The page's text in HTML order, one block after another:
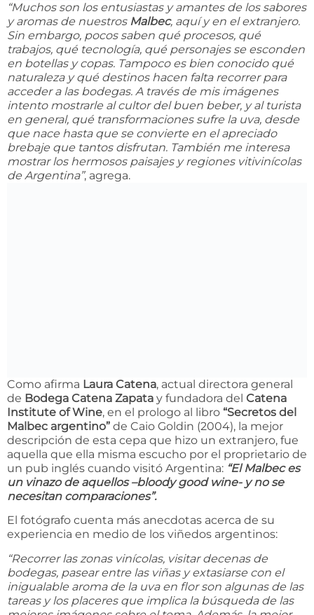
“Muchos son los entusiastas y amantes de los sabores
y aromas de nuestros Malbec, aquí y en el extranjero.
Sin embargo, pocos saben qué procesos, qué
trabajos, qué tecnología, qué personajes se esconden
en botellas y copas. Tampoco es bien conocido qué
naturaleza y qué destinos hacen falta recorrer para
acceder a las bodegas. A través de mis imágenes
intento mostrarle al cultor del buen beber, y al turista
en general, qué transformaciones sufre la uva, desde
que nace hasta que se convierte en el apreciado
brebaje que tantos disfrutan. También me interesa
mostrar los hermosos paisajes y regiones vitivinícolas
de Argentina”, agrega.
Como afirma Laura Catena, actual directora general
de Bodega Catena Zapata y fundadora del Catena
Institute of Wine, en el prologo al libro “Secretos del
Malbec argentino” de Caio Goldin (2004), la mejor
descripción de esta cepa que hizo un extranjero, fue
aquella que ella misma escucho por el proprietario de
un pub inglés cuando visitó Argentina: “El Malbec es
un vinazo de aquellos –bloody good wine- y no se
necesitan comparaciones”.
El fotógrafo cuenta más anecdotas acerca de su
experiencia en medio de los viñedos argentinos:
“Recorrer las zonas vinícolas, visitar decenas de
bodegas, pasear entre las viñas y extasiarse con el
inigualable aroma de la uva en flor son algunas de las
tareas y los placeres que implica la búsqueda de las